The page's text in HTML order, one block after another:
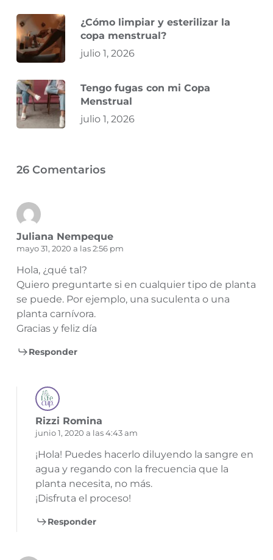
¿Cómo limpiar y esterilizar la
copa menstrual?
julio 1, 2026
Tengo fugas con mi Copa
Menstrual
julio 1, 2026
26 Comentarios
Juliana Nempeque
mayo 31, 2020 a las 2:56 pm
Hola, ¿qué tal?
Quiero preguntarte si en cualquier tipo de planta
se puede. Por ejemplo, una suculenta o una
planta carnívora.
Gracias y feliz día
Responder
Rizzi Romina
junio 1, 2020 a las 4:43 am
¡Hola! Puedes hacerlo diluyendo la sangre en
agua y regando con la frecuencia que la
planta necesita, no más.
¡Disfruta el proceso!
Responder